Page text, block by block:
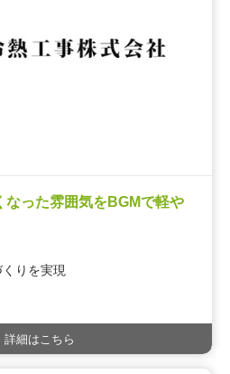
なった雰囲気をBGMで軽や
りを実現
詳細はこちら